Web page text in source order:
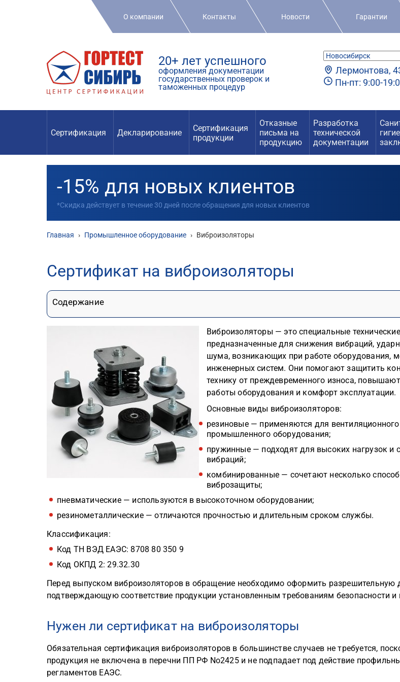
О компании Контакты Новости Гарантии
20+ лет успешного
оформления документации
государственных проверок и
таможенных процедур
Лермонтова,
Пн-пт: 9:00-
Сертификация Декларирование
Сертификация
продукции
Отказные
письма на
продукцию
Разработка
технической
документации
-15% для новых клиентов
*Скидка действует в течение 30 дней после обращения для новых клиентов
Главная › Промышленное оборудование › Виброизоляторы
Сертификат на виброизоляторы
Содержание
Виброизоляторы — это специальные
предназначенные для снижения вибраций,
шума, возникающих при работе оборудования,
инженерных систем. Они помогают защитить
технику от преждевременного износа,
работы оборудования и комфорт эксплуатации.
Основные виды виброизоляторов:
резиновые — применяются для
промышленного оборудования;
пружинные — подходят для высоких нагрузок и
вибраций;
комбинированные — сочетают несколько
виброзащиты;
пневматические — используются в высокоточном оборудовании;
резинометаллические — отличаются прочностью и длительным сроком службы.
Классификация:
Код ТН ВЭД ЕАЭС: 8708 80 350 9
Код ОКПД 2: 29.32.30
Перед выпуском виброизоляторов в обращение необходимо оформить разрешительную
подтверждающую соответствие продукции установленным требованиям безопасности и
Нужен ли сертификат на виброизоляторы
Обязательная сертификация виброизоляторов в большинстве случаев не требуется,
продукция не включена в перечни ПП РФ No2425 и не подпадает под действие
регламентов ЕАЭС.